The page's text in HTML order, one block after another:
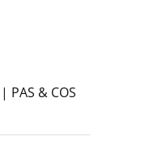
& COS